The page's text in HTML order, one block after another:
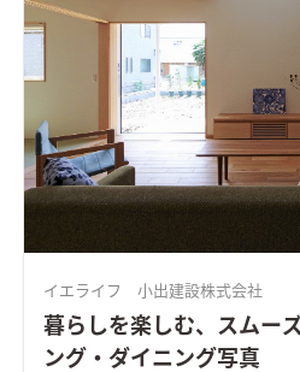
イエライフ 小出建設株式会社
暮らしを楽しむ、スムー
ング・ダイニング写真